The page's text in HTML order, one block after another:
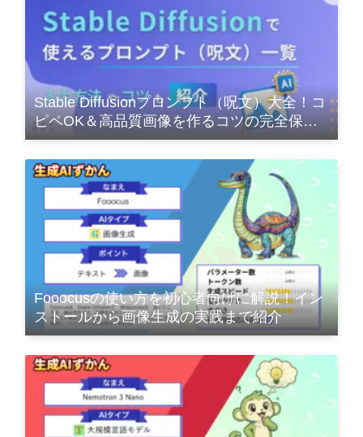
Stable Diffusionプロンプト（呪文）大全！コ
ピペOK＆高品質画像を作るコツの完全保存
版
Fooocusの使い方を初心者向けに解説！イン
ストールから画像生成の実践まで紹介